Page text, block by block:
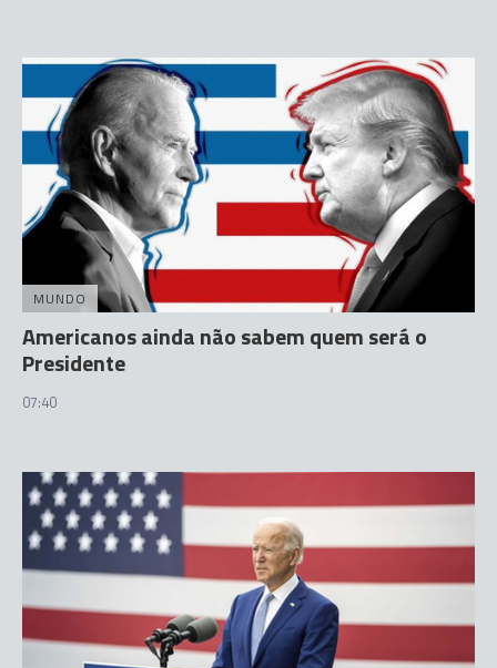
MUNDO
Americanos ainda não sabem quem será o
Presidente
07:40